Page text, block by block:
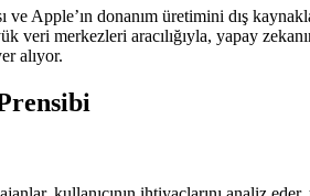
Apple’ın donanım üretimini dış
merkezleri aracılığıyla, yapay
alıyor.